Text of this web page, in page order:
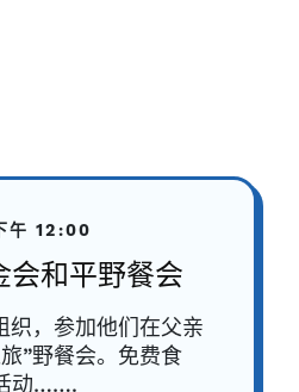
午 12:00
会和平野餐会
织，参加他们在父亲
”野餐会。免费食
动…….